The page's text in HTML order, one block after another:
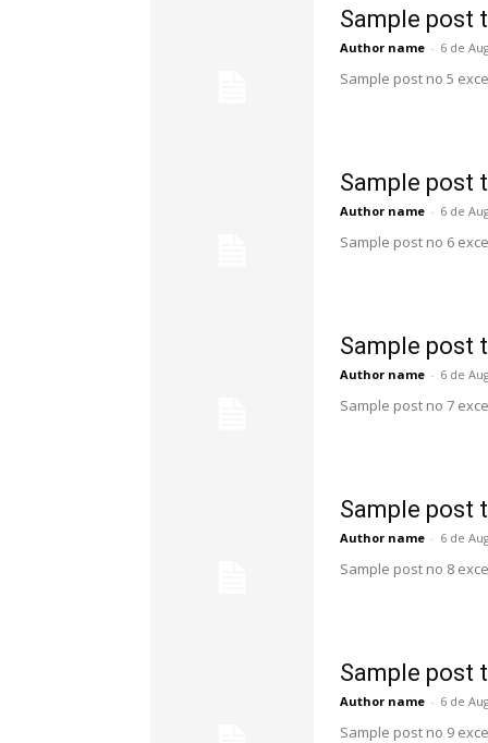
Sample post
Author name - 6 de
Sample post no 5
Sample post
Author name - 6 de
Sample post no 6
Sample post
Author name - 6 de
Sample post no 7
Sample post
Author name - 6 de
Sample post no 8
Sample post
Author name - 6 de
Sample post no 9